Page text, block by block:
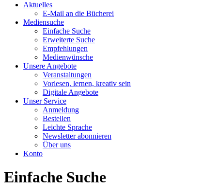
Aktuelles
E-Mail an die Bücherei
Mediensuche
Einfache Suche
Erweiterte Suche
Empfehlungen
Medienwünsche
Unsere Angebote
Veranstaltungen
Vorlesen, lernen, kreativ sein
Digitale Angebote
Unser Service
Anmeldung
Bestellen
Leichte Sprache
Newsletter abonnieren
Über uns
Konto
Einfache Suche